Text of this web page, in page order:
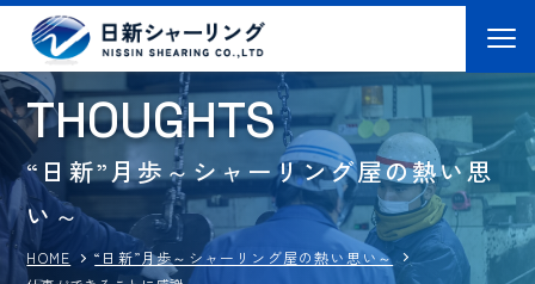
THOUGHTS
“日新”月歩～シャーリング屋の熱い思
い～
HOME
“日新”月歩～シャーリング屋の熱い思い～